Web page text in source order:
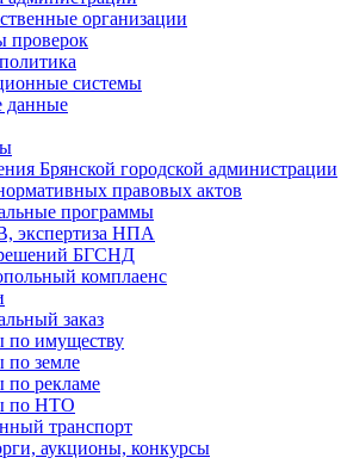
организации
проверок
системы
данные
Брянской городской администрации
правовых актов
программы
экспертиза НПА
БГСНД
комплаенс
заказ
по имуществу
земле
рекламе
по НТО
транспорт
аукционы, конкурсы